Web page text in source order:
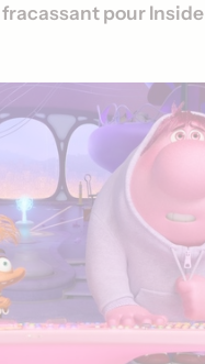
pour Inside